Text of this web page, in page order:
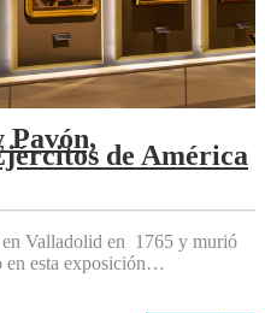
Pavón,
de América
Valladolid en 1765 y murió
en esta exposición…